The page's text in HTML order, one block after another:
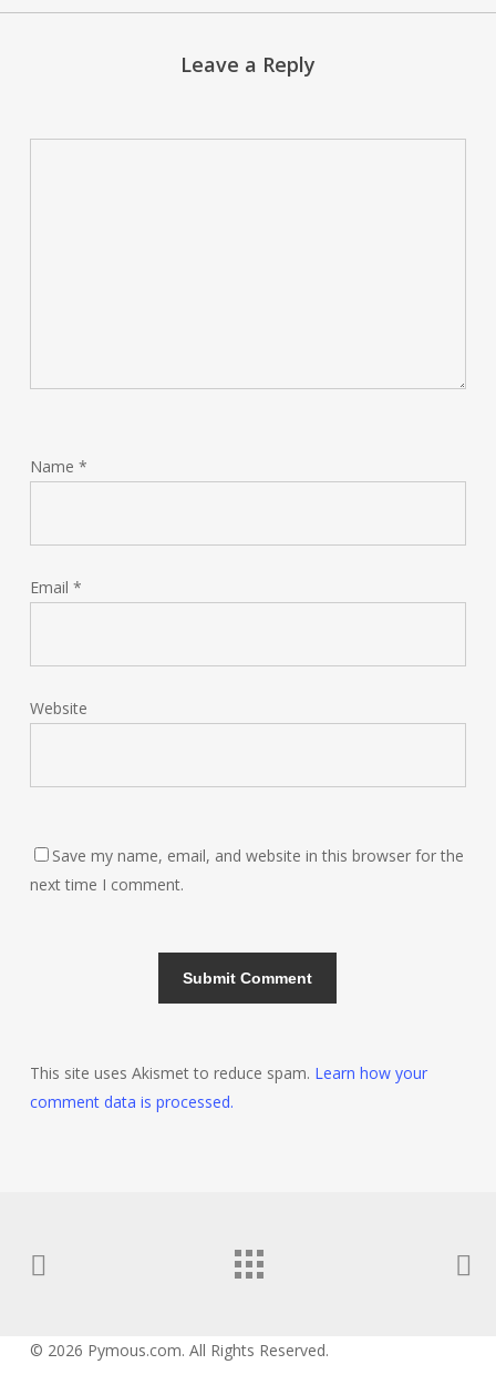
Leave a Reply
Name *
Email *
Website
Save my name, email, and website in this browser for the
next time I comment.
This site uses Akismet to reduce spam. Learn how your
comment data is processed.
© 2026 Pymous.com. All Rights Reserved.